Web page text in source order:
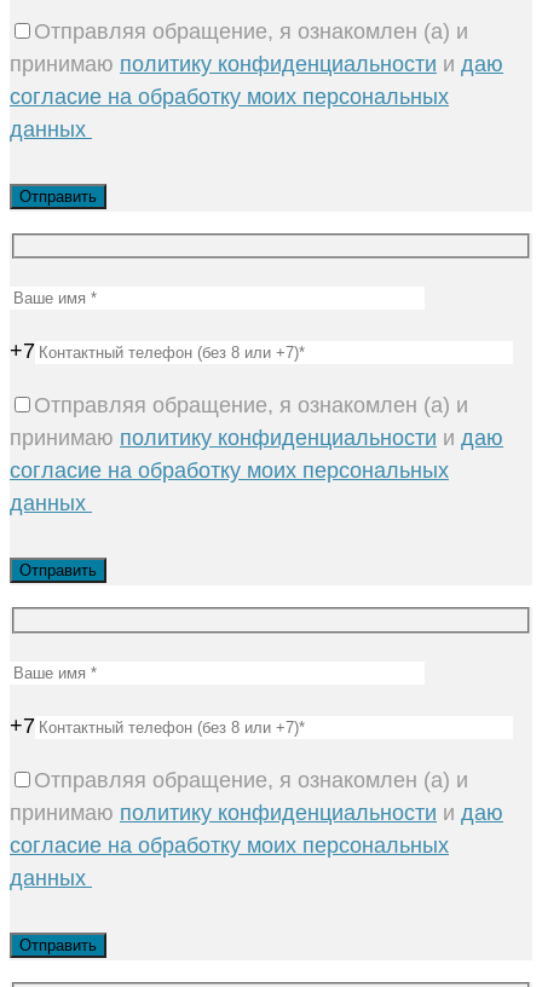
Отправляя обращение, я ознакомлен (а) и
принимаю политику конфиденциальности и даю
согласие на обработку моих персональных
данных
+7
Отправляя обращение, я ознакомлен (а) и
принимаю политику конфиденциальности и даю
согласие на обработку моих персональных
данных
+7
Отправляя обращение, я ознакомлен (а) и
принимаю политику конфиденциальности и даю
согласие на обработку моих персональных
данных